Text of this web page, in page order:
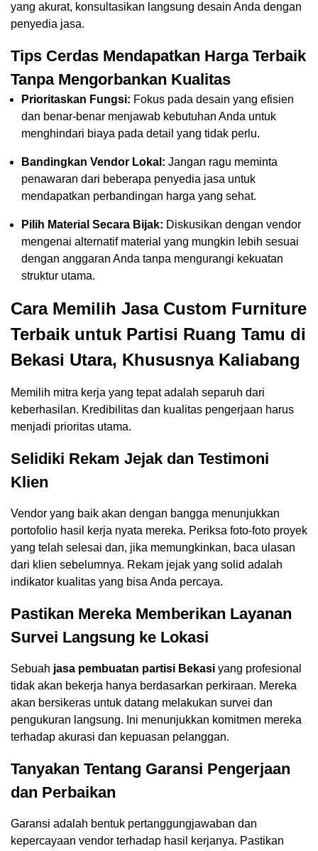
yang akurat, konsultasikan langsung desain Anda dengan
penyedia jasa.
Tips Cerdas Mendapatkan Harga Terbaik
Tanpa Mengorbankan Kualitas
Prioritaskan Fungsi: Fokus pada desain yang efisien
dan benar-benar menjawab kebutuhan Anda untuk
menghindari biaya pada detail yang tidak perlu.
Bandingkan Vendor Lokal: Jangan ragu meminta
penawaran dari beberapa penyedia jasa untuk
mendapatkan perbandingan harga yang sehat.
Pilih Material Secara Bijak: Diskusikan dengan vendor
mengenai alternatif material yang mungkin lebih sesuai
dengan anggaran Anda tanpa mengurangi kekuatan
struktur utama.
Cara Memilih Jasa Custom Furniture
Terbaik untuk Partisi Ruang Tamu di
Bekasi Utara, Khususnya Kaliabang
Memilih mitra kerja yang tepat adalah separuh dari
keberhasilan. Kredibilitas dan kualitas pengerjaan harus
menjadi prioritas utama.
Selidiki Rekam Jejak dan Testimoni
Klien
Vendor yang baik akan dengan bangga menunjukkan
portofolio hasil kerja nyata mereka. Periksa foto-foto proyek
yang telah selesai dan, jika memungkinkan, baca ulasan
dari klien sebelumnya. Rekam jejak yang solid adalah
indikator kualitas yang bisa Anda percaya.
Pastikan Mereka Memberikan Layanan
Survei Langsung ke Lokasi
Sebuah jasa pembuatan partisi Bekasi yang profesional
tidak akan bekerja hanya berdasarkan perkiraan. Mereka
akan bersikeras untuk datang melakukan survei dan
pengukuran langsung. Ini menunjukkan komitmen mereka
terhadap akurasi dan kepuasan pelanggan.
Tanyakan Tentang Garansi Pengerjaan
dan Perbaikan
Garansi adalah bentuk pertanggungjawaban dan
kepercayaan vendor terhadap hasil kerjanya. Pastikan